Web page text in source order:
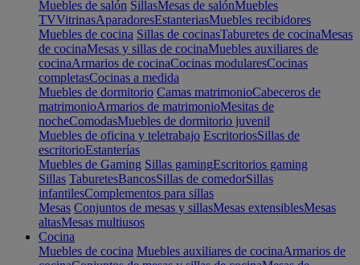
Muebles de salón SillasMesas de salónMuebles
TVVitrinasAparadoresEstanteriasMuebles recibidores
Muebles de cocina Sillas de cocinasTaburetes de cocinaMesas
de cocinaMesas y sillas de cocinaMuebles auxiliares de
cocinaArmarios de cocinaCocinas modularesCocinas
completasCocinas a medida
Muebles de dormitorio Camas matrimonioCabeceros de
matrimonioArmarios de matrimonioMesitas de
nocheComodasMuebles de dormitorio juvenil
Muebles de oficina y teletrabajo EscritoriosSillas de
escritorioEstanterías
Muebles de Gaming Sillas gamingEscritorios gaming
Sillas TaburetesBancosSillas de comedorSillas
infantilesComplementos para sillas
Mesas Conjuntos de mesas y sillasMesas extensiblesMesas
altasMesas multiusos
Cocina
Muebles de cocina Muebles auxiliares de cocinaArmarios de